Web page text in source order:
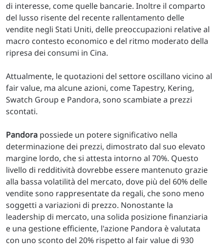
di interesse, come quelle bancarie. Inoltre il comparto
del lusso risente del recente rallentamento delle
vendite negli Stati Uniti, delle preoccupazioni relative al
macro contesto economico e del ritmo moderato della
ripresa dei consumi in Cina.
Attualmente, le quotazioni del settore oscillano vicino al
fair value, ma alcune azioni, come Tapestry, Kering,
Swatch Group e Pandora, sono scambiate a prezzi
scontati.
Pandora possiede un potere significativo nella
determinazione dei prezzi, dimostrato dal suo elevato
margine lordo, che si attesta intorno al 70%. Questo
livello di redditività dovrebbe essere mantenuto grazie
alla bassa volatilità del mercato, dove più del 60% delle
vendite sono rappresentate da regali, che sono meno
soggetti a variazioni di prezzo. Nonostante la
leadership di mercato, una solida posizione finanziaria
e una gestione efficiente, l'azione Pandora è valutata
con uno sconto del 20% rispetto al fair value di 930